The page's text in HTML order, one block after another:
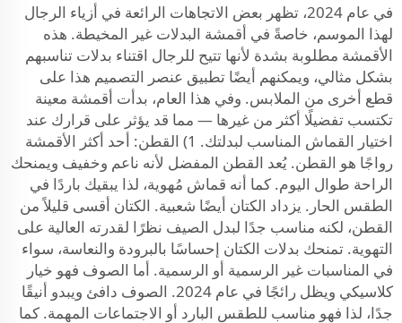
في عام 2024، تظهر بعض الاتجاهات الرائعة في أزياء الرجال
لهذا الموسم، خاصةً في أقمشة البدلات غير المخيطة. هذه
الأقمشة مطلوبة بشدة لأنها تتيح للرجال اقتناء بدلات تناسبهم
بشكل مثالي، ويمكنهم أيضًا تطبيق عنصر التصميم هذا على
قطع أخرى من الملابس. وفي هذا العام، بدأت أقمشة معينة
تكتسب تفضيلًا أكثر من غيرها — مما قد يؤثر على قرارك عند
اختيار القماش المناسب لبدلتك. 1) القطن: أحد أكثر الأقمشة
رواجًا هو القطن. يُعد القطن المفضل لأنه ناعم وخفيف ويمنحك
الراحة طوال اليوم. كما أنه قماش مُهوية، لذا يبقيك باردًا في
الطقس الحار. يزداد الكتان أيضًا شعبية. الكتان أقسى قليلاً من
القطن، لكنه مناسب جدًا لبدل الصيف نظرًا لقدرته العالية على
التهوية. تمنحك بدلات الكتان إحساسًا بالبرودة والنعاسة، سواء
في المناسبات غير الرسمية أو الرسمية. أما الصوف فهو خيار
كلاسيكي ويظل رائجًا في عام 2024. الصوف دافئ ويبدو أنيقًا
جدًا، لذا فهو مناسب للطقس البارد أو الاجتماعات المهمة. كما